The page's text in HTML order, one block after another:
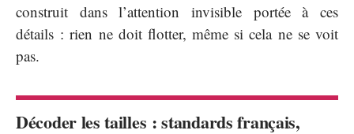
construit dans l’attention invisible portée à ces
détails : rien ne doit flotter, même si cela ne se voit
pas.
Décoder les tailles : standards français,